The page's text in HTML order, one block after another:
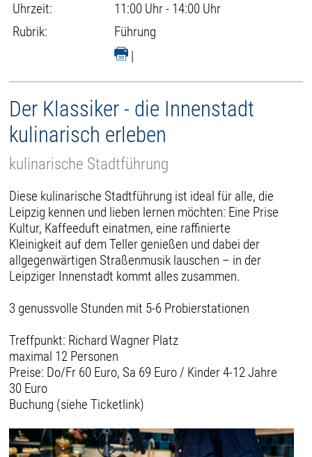
Uhrzeit:
11:00 Uhr - 14:00 Uhr
Rubrik:
Führung
|
Der Klassiker - die Innenstadt
kulinarisch erleben
kulinarische Stadtführung
Diese kulinarische Stadtführung ist ideal für alle, die
Leipzig kennen und lieben lernen möchten: Eine Prise
Kultur, Kaffeeduft einatmen, eine raffinierte
Kleinigkeit auf dem Teller genießen und dabei der
allgegenwärtigen Straßenmusik lauschen – in der
Leipziger Innenstadt kommt alles zusammen.
3 genussvolle Stunden mit 5-6 Probierstationen
Treffpunkt: Richard Wagner Platz
maximal 12 Personen
Preise: Do/Fr 60 Euro, Sa 69 Euro / Kinder 4-12 Jahre
30 Euro
Buchung (siehe Ticketlink)